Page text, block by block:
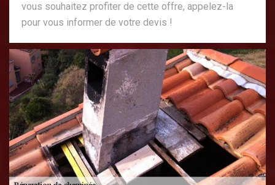
vous souhaitez profiter de cette offre, appelez-la
pour vous informer de votre devis !